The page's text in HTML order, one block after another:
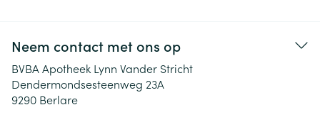
Neem contact met ons op
BVBA Apotheek Lynn Vander Stricht
Dendermondsesteenweg 23A
9290 Berlare